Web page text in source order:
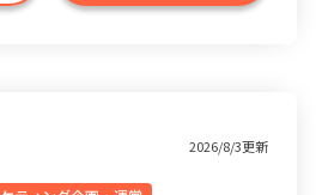
2026/8/3更新